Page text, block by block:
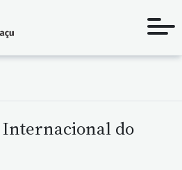
Internacional do